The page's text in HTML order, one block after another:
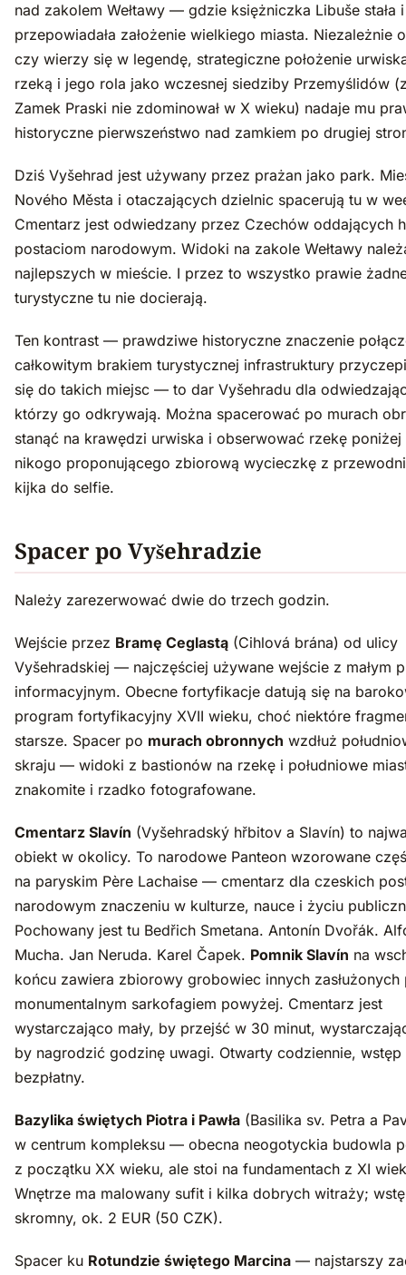
nad zakolem Wełtawy — gdzie księżniczka Libuše stała i
przepowiadała założenie wielkiego miasta. Niezależnie
czy wierzy się w legendę, strategiczne położenie
rzeką i jego rola jako wczesnej siedziby Przemyślidów
Zamek Praski nie zdominował w X wieku) nadaje mu
historyczne pierwszeństwo nad zamkiem po drugiej
Dziś Vyšehrad jest używany przez prażan jako park.
Nového Města i otaczających dzielnic spacerują tu w
Cmentarz jest odwiedzany przez Czechów oddających
postaciom narodowym. Widoki na zakole Wełtawy
najlepszych w mieście. I przez to wszystko prawie
turystyczne tu nie docierają.
Ten kontrast — prawdziwe historyczne znaczenie
całkowitym brakiem turystycznej infrastruktury
się do takich miejsc — to dar Vyšehradu dla
którzy go odkrywają. Można spacerować po murach
stanąć na krawędzi urwiska i obserwować rzekę poniżej
nikogo proponującego zbiorową wycieczkę z
kijka do selfie.
Spacer po Vyšehradzie
Należy zarezerwować dwie do trzech godzin.
Wejście przez Bramę Ceglastą (Cihlová brána) od ulicy
Vyšehradskiej — najczęściej używane wejście z małym
informacyjnym. Obecne fortyfikacje datują się na
program fortyfikacyjny XVII wieku, choć niektóre
starsze. Spacer po murach obronnych wzdłuż
skraju — widoki z bastionów na rzekę i południowe
znakomite i rzadko fotografowane.
Cmentarz Slavín (Vyšehradský hřbitov a Slavín) to
obiekt w okolicy. To narodowe Panteon wzorowane
na paryskim Père Lachaise — cmentarz dla czeskich
narodowym znaczeniu w kulturze, nauce i życiu
Pochowany jest tu Bedřich Smetana. Antonín Dvořák.
Mucha. Jan Neruda. Karel Čapek. Pomnik Slavín na
końcu zawiera zbiorowy grobowiec innych zasłużonych
monumentalnym sarkofagiem powyżej. Cmentarz jest
wystarczająco mały, by przejść w 30 minut,
by nagrodzić godzinę uwagi. Otwarty codziennie, wstęp
bezpłatny.
Bazylika świętych Piotra i Pawła (Basilika sv. Petra a
w centrum kompleksu — obecna neogotyckia budowla
z początku XX wieku, ale stoi na fundamentach z XI
Wnętrze ma malowany sufit i kilka dobrych witraży;
skromny, ok. 2 EUR (50 CZK).
Spacer ku Rotundzie świętego Marcina — najstarszy